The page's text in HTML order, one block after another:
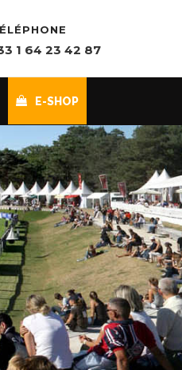
1 64 23 42 87
E-SHOP